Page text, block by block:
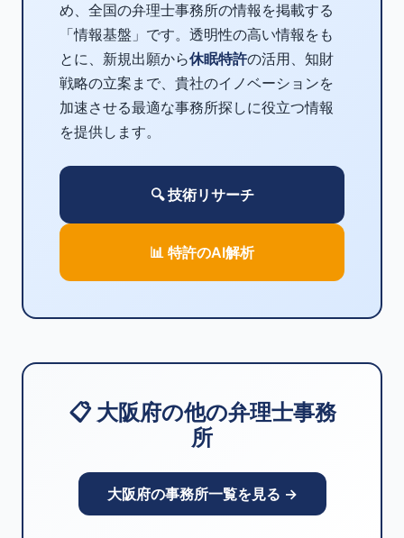
め、全国の弁理士事務所の情報を掲載する
「情報基盤」です。透明性の高い情報をも
とに、新規出願から休眠特許の活用、知財
戦略の立案まで、貴社のイノベーションを
加速させる最適な事務所探しに役立つ情報
を提供します。
🔍 技術リサーチ
📊 特許のAI解析
📋 大阪府の他の弁理士事務
所
大阪府の事務所一覧を見る →